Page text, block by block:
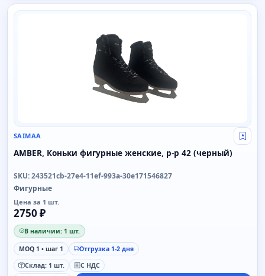
SAIMAA
SAIMAA Свой
AMBER, Коньки фигурные женские, р-р 42 (черный)
SKU: 243521cb-27e4-11ef-993a-30e171546827
Фигурные
Цена за 1 шт.
2750 ₽
В наличии: 1 шт.
MOQ 1 • шаг 1
Отгрузка 1-2 дня
Склад: 1 шт.
С НДС